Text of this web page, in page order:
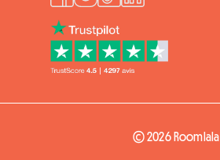
© 2026 Roomlala